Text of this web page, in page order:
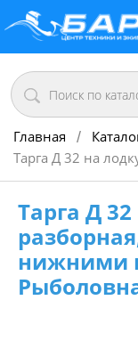
Главная /
Тарга Д 32 на
Тарга Д
нижними